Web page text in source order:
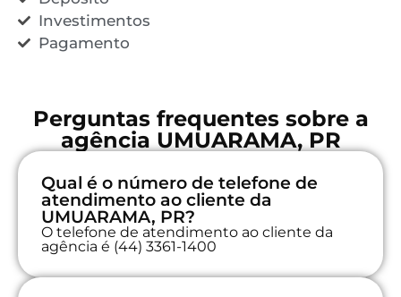
Investimentos
Pagamento
Perguntas frequentes sobre a
agência UMUARAMA, PR
Qual é o número de telefone de
atendimento ao cliente da
UMUARAMA, PR?
O telefone de atendimento ao cliente da
agência é (44) 3361-1400